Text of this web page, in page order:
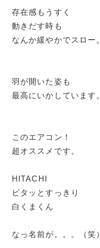
存在感もうすく
動きだす時も
なんか緩やかでスロー。
羽が開いた姿も
最高にいかしています。
このエアコン！
超オススメです。
HITACHI
ピタッとすっきり
白くまくん
なっ名前が。。。（笑）